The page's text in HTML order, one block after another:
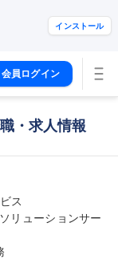
インストール
会員ログイン
・求人情報
ス
リューションサー